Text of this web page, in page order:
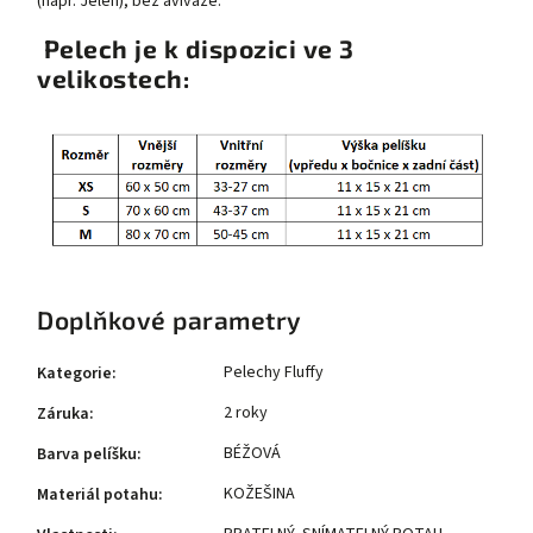
Pelech je k dispozici ve 3
velikostech:
Doplňkové parametry
Kategorie:
Pelechy Fluffy
Záruka:
2 roky
Barva pelíšku:
BÉŽOVÁ
Materiál potahu:
KOŽEŠINA